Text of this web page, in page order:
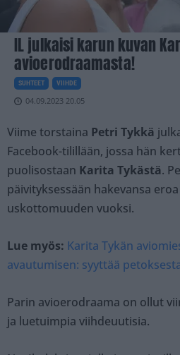
IL julkaisi karun kuvan
avioerodraamasta!
SUHTEET VIIHDE
04.09.2023 20.05
Viime torstaina Petri Tykkä
Facebook-tilillään, jossa hän
puolisostaan Karita Tykästä.
päivityksessään hakevansa
uskottomuuden vuoksi.
Lue myös: Karita Tykän
avautumisen: syyttää
Parin avioerodraama on ollut
ja luetuimpia viihdeuutisia.